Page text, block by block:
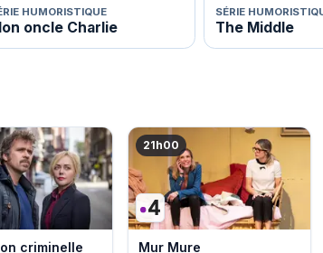
HUMORISTIQUE
oncle Charlie
SÉRIE
The Middle
criminelle
21h00
Mur Mure